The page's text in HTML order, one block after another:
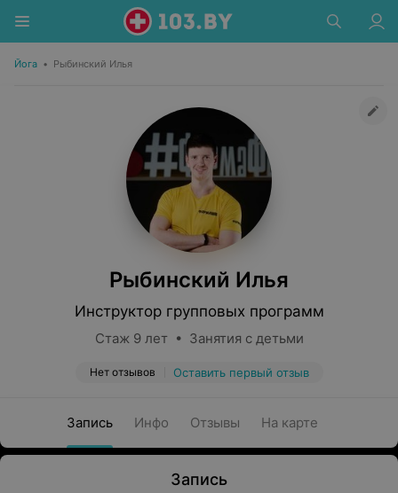
Йога • Рыбинский Илья
Рыбинский Илья
Инструктор групповых программ
Стаж 9 лет • Занятия с детьми
Нет отзывов Оставить первый отзыв
Запись Инфо Отзывы На карте
Запись